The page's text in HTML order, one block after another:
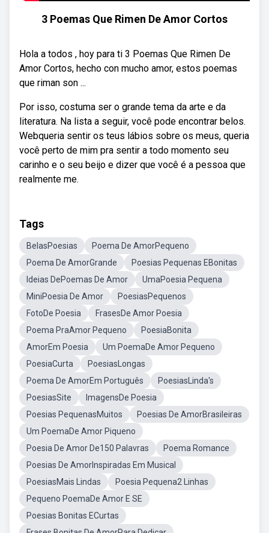
3 Poemas Que Rimen De Amor Cortos
Hola a todos , hoy para ti 3 Poemas Que Rimen De
Amor Cortos, hecho con mucho amor, estos poemas
que riman son ...
Por isso, costuma ser o grande tema da arte e da
literatura. Na lista a seguir, você pode encontrar belos.
Webqueria sentir os teus lábios sobre os meus, queria
você perto de mim pra sentir a todo momento seu
carinho e o seu beijo e dizer que você é a pessoa que
realmente me.
Tags
BelasPoesias
Poema De AmorPequeno
Poema De AmorGrande
Poesias Pequenas EBonitas
Ideias DePoemas De Amor
UmaPoesia Pequena
MiniPoesia De Amor
PoesiasPequenos
FotoDe Poesia
FrasesDe Amor Poesia
Poema PraAmor Pequeno
PoesiaBonita
AmorEm Poesia
Um PoemaDe Amor Pequeno
PoesiaCurta
PoesiasLongas
Poema De AmorEm Português
PoesiasLinda's
PoesiasSite
ImagensDe Poesia
Poesias PequenasMuitos
Poesias De AmorBrasileiras
Um PoemaDe Amor Piqueno
Poesia De Amor De150 Palavras
Poema Romance
Poesias De AmorInspiradas Em Musical
PoesiasMais Lindas
Poesia Pequena2 Linhas
Pequeno PoemaDe Amor E SE
Poesias Bonitas ECurtas